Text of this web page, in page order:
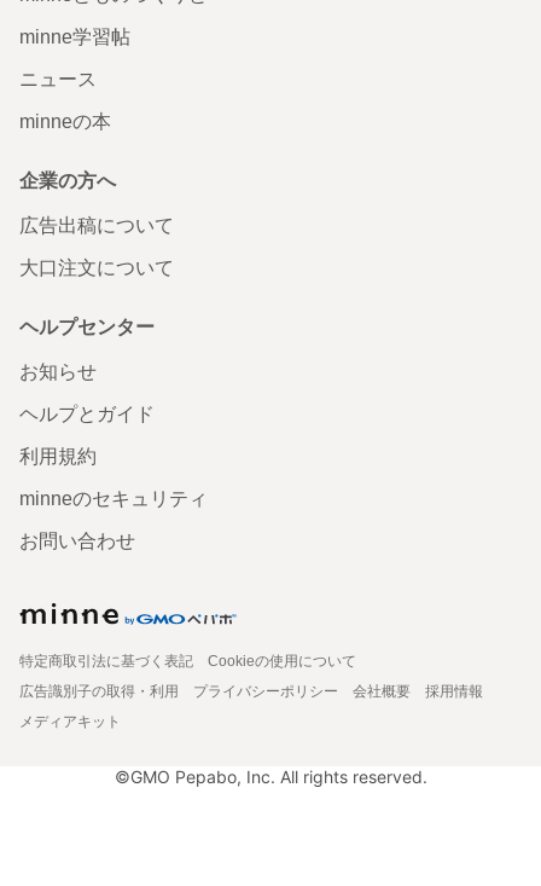
minne学習帖
ニュース
minneの本
企業の方へ
広告出稿について
大口注文について
ヘルプセンター
お知らせ
ヘルプとガイド
利用規約
minneのセキュリティ
お問い合わせ
特定商取引法に基づく表記
Cookieの使用について
広告識別子の取得・利用
プライバシーポリシー 会社概要
採用情報
メディアキット
©GMO Pepabo, Inc. All rights reserved.